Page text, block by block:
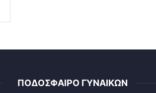
ΠΟΔΟΣΦΑΙΡΟ ΓΥΝΑΙΚΩΝ